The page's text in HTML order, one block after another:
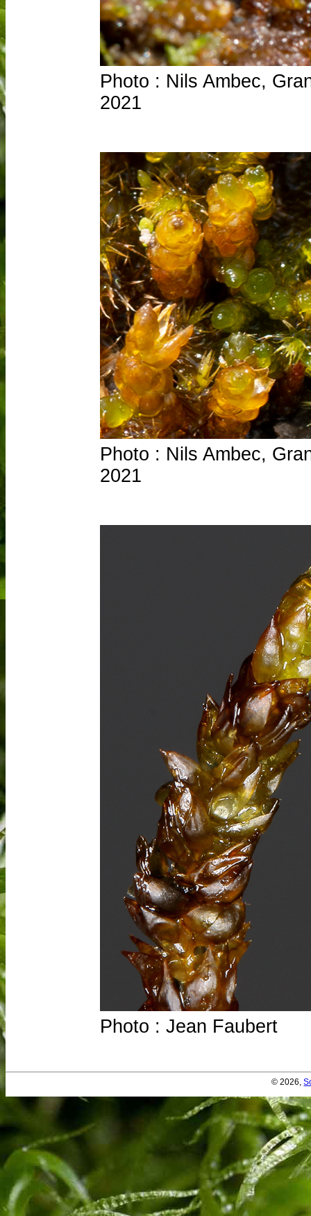
Photo : Nils Ambec,
2021
Photo : Nils Ambec,
2021
Photo : Jean Faubert
© 2026,